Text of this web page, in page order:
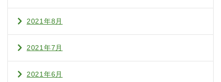
2021年8月
2021年7月
2021年6月